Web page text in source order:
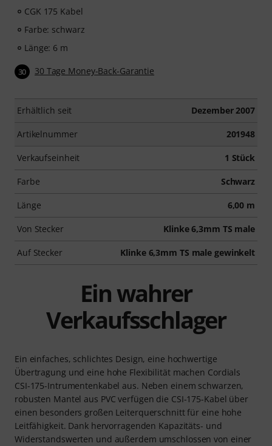
CGK 175 Kabel
Farbe: schwarz
Länge: 6 m
30 30 Tage Money-Back-Garantie
Erhältlich seit Dezember 2007
Artikelnummer 201948
Verkaufseinheit 1 Stück
Farbe Schwarz
Länge 6,00 m
Von Stecker Klinke 6,3mm TS male
Auf Stecker Klinke 6,3mm TS male gewinkelt
Ein wahrer
Verkaufsschlager
Ein einfaches, schlichtes Design, eine hochwertige
Übertragung und eine hohe Flexibilität machen Cordials
CSI-175-Intrumentenkabel aus. Neben einem schwarzen,
robusten Mantel aus PVC verfügen die CSI-175-Kabel über
einen besonders großen Leiterquerschnitt für eine hohe
Leitfähigkeit. Dank hervorragenden Kapazitäts- und
Widerstandswerten und außerdem umschlossen von einer